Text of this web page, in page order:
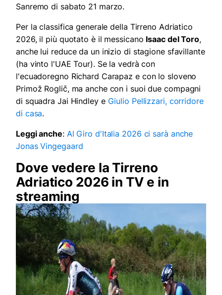
Sanremo di sabato 21 marzo.
Per la classifica generale della Tirreno Adriatico
2026, il più quotato è il messicano Isaac del Toro,
anche lui reduce da un inizio di stagione sfavillante
(ha vinto l'UAE Tour). Se la vedrà con
l'ecuadoregno Richard Carapaz e con lo sloveno
Primož Roglič, ma anche con i suoi due compagni
di squadra Jai Hindley e Giulio Pellizzari, corridore
di casa.
Leggi anche: Al Giro d'Italia 2026 ci sarà anche
Jonas Vingegaard
Dove vedere la Tirreno
Adriatico 2026 in TV e in
streaming